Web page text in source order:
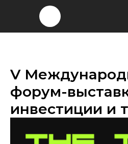
V
форум-
инвестиции и